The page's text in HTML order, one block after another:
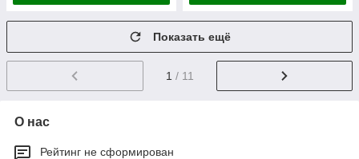
Показать ещё
1 / 11
О нас
Рейтинг не сформирован